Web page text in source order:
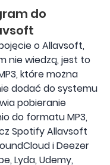
do
o Allavsoft,
nie wiedzą, jest to
które można
dodać do systemu
pobieranie
do formatu MP3,
Spotify Allavsoft
i Deezer
Lyda, Udemy,